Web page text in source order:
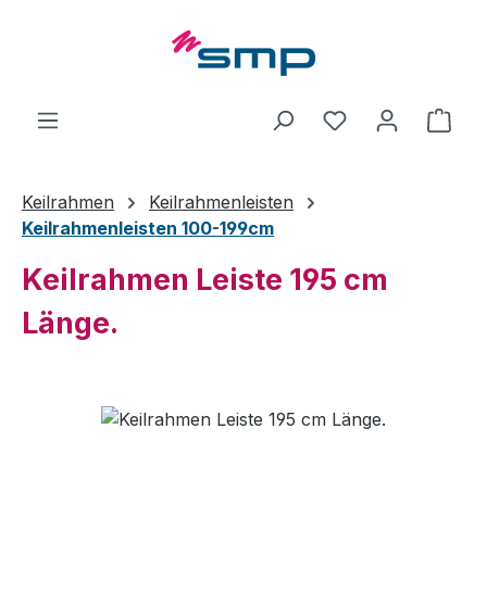
Zum Hauptinhalt springen
Keilrahmen
Keilrahmenleisten
Keilrahmenleisten 100-199cm
Keilrahmen Leiste 195 cm
Länge.
Bildergalerie überspringen